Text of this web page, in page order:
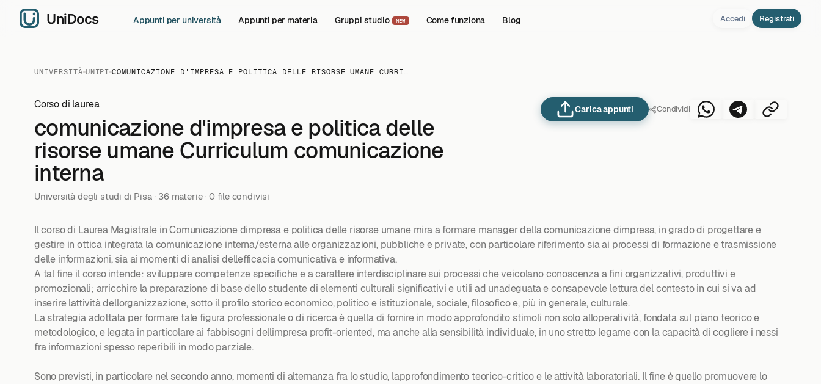
Appunti per università Appunti per materia Gruppi studio NEW Come funziona Blog Accedi Registrati
UNIVERSITÀ UNIPI COMUNICAZIONE D'IMPRESA E POLITICA DELLE RISORSE UMANE CURRI…
Corso di laurea
comunicazione d'impresa e politica delle
risorse umane Curriculum comunicazione
interna
Università degli studi di Pisa · 36 materie · 0 file condivisi
Carica appunti Condividi
Il corso di Laurea Magistrale in Comunicazione dimpresa e politica delle risorse umane mira a formare manager della comunicazione dimpresa, in grado di progettare e
gestire in ottica integrata la comunicazione interna/esterna alle organizzazioni, pubbliche e private, con particolare riferimento sia ai processi di formazione e trasmissione
delle informazioni, sia ai momenti di analisi dellefficacia comunicativa e informativa.
A tal fine il corso intende: sviluppare competenze specifiche e a carattere interdisciplinare sui processi che veicolano conoscenza a fini organizzativi, produttivi e
promozionali; arricchire la preparazione di base dello studente di elementi culturali significativi e utili ad unadeguata e consapevole lettura del contesto in cui si va ad
inserire lattività dellorganizzazione, sotto il profilo storico economico, politico e istituzionale, sociale, filosofico e, più in generale, culturale.
La strategia adottata per formare tale figura professionale o di ricerca è quella di fornire in modo approfondito stimoli non solo alloperatività, fondata sul piano teorico e
metodologico, e legata in particolare ai fabbisogni dellimpresa profit-oriented, ma anche alla sensibilità individuale, in uno stretto legame con la capacità di cogliere i nessi
fra informazioni spesso reperibili in modo parziale.
Sono previsti, in particolare nel secondo anno, momenti di alternanza fra lo studio, lapprofondimento teorico-critico e le attività laboratoriali. Il fine è quello promuovere lo